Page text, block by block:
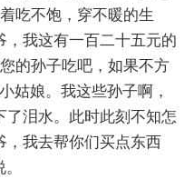
吃不饱，穿不暖的生
，我这有一百二十五元的
的孙子吃吧，如果不方
姑娘。我这些孙子啊，
了泪水。此时此刻不知怎
，我去帮你们买点东西